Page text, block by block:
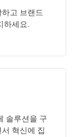
고 브랜드
하세요.
솔루션을 구
혁신에 집